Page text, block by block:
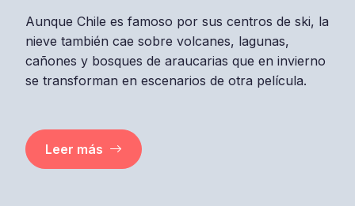
Aunque Chile es famoso por sus centros de ski, la
nieve también cae sobre volcanes, lagunas,
cañones y bosques de araucarias que en invierno
se transforman en escenarios de otra película.
Leer más